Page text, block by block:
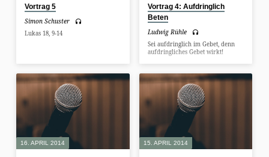
Vortrag 5
Simon Schuster
Lukas 18, 9-14
Vortrag 4: Aufdringlich
Beten
Ludwig Rühle
Sei aufdringlich im Gebet, denn
aufdringliches Gebet wirkt!
16. APRIL 2014 15. APRIL 2014